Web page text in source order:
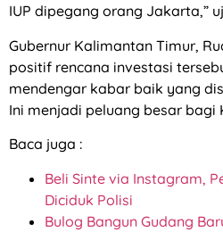
IUP dipegang orang Jakarta,”
Gubernur Kalimantan Timur,
positif rencana investasi
mendengar kabar baik yang
Ini menjadi peluang besar bagi
Baca juga :
Beli Sinte via Instagram,
Diciduk Polisi
Bulog Bangun Gudang